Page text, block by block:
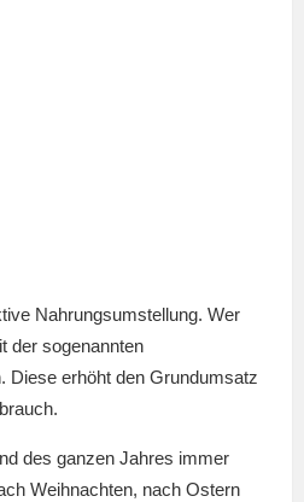
Nahrungsumstellung. Wer
der sogenannten
Diese erhöht den Grundumsatz
des ganzen Jahres immer
Weihnachten, nach Ostern